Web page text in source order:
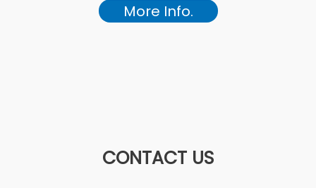
More Info.
CONTACT US